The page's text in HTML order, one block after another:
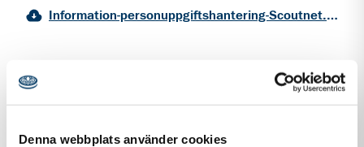
Denna webbplats använder cookies
Information-personuppgiftshantering-Scoutnet.pdf (PDF 129 KB)
Kontaktuppgifter